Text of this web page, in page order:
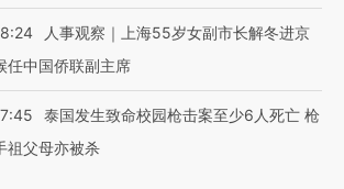
人事观察｜上海55岁女副市长解冬进京
任中国侨联副主席
泰国发生致命校园枪击案至少6人死亡 枪
祖父母亦被杀